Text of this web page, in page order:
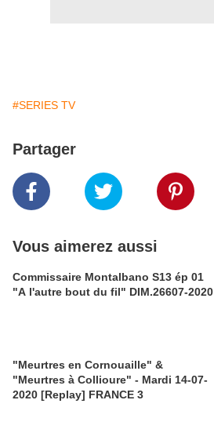
#SERIES TV
Partager
Vous aimerez aussi
Commissaire Montalbano S13 ép 01
"A l'autre bout du fil" DIM.26607-2020
"Meurtres en Cornouaille" &
"Meurtres à Collioure" - Mardi 14-07-
2020 [Replay] FRANCE 3